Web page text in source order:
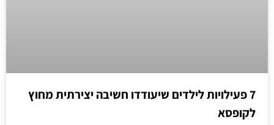
7 פעילויות לילדים שיעודדו חשיבה יצירתית מחוץ
לקופסא